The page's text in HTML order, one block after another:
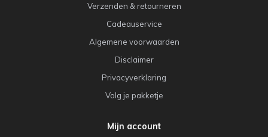
Verzenden & retourneren
Cadeauservice
Algemene voorwaarden
Disclaimer
Privacyverklaring
Volg je pakketje
Mijn account